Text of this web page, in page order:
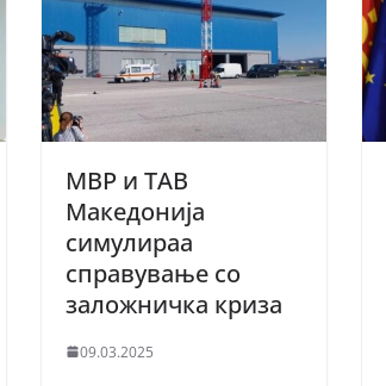
МВР и ТАВ
Македонија
симулираа
справување со
заложничка криза
09.03.2025